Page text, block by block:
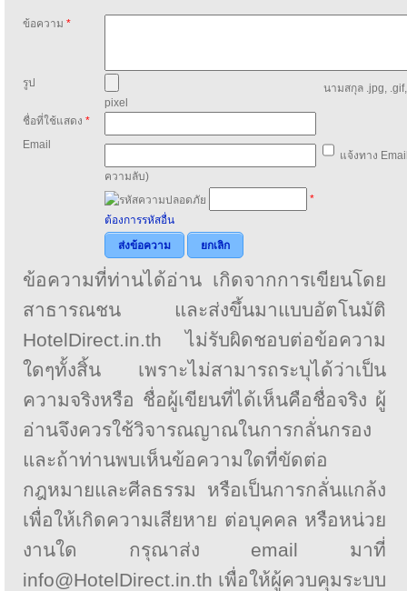
ข้อความ *
รูป
นามสกุล .jpg,
pixel
ชื่อที่ใช้แสดง *
Email
แจ้งทาง
ความลับ)
*
ต้องการรหัสอื่น
ส่งข้อความ
ยกเลิก
ข้อความที่ท่านได้อ่าน เกิดจากการเขียนโดย
สาธารณชน และส่งขึ้นมาแบบอัตโนมัติ
HotelDirect.in.th ไม่รับผิดชอบต่อข้อความ
ใดๆทั้งสิ้น เพราะไม่สามารถระบุได้ว่าเป็น
ความจริงหรือ ชื่อผู้เขียนที่ได้เห็นคือชื่อจริง ผู้
อ่านจึงควรใช้วิจารณญาณในการกลั่นกรอง
และถ้าท่านพบเห็นข้อความใดที่ขัดต่อ
กฎหมายและศีลธรรม หรือเป็นการกลั่นแกล้ง
เพื่อให้เกิดความเสียหาย ต่อบุคคล หรือหน่วย
งานใด กรุณาส่ง email มาที่
info@HotelDirect.in.th เพื่อให้ผู้ควบคุมระบบ